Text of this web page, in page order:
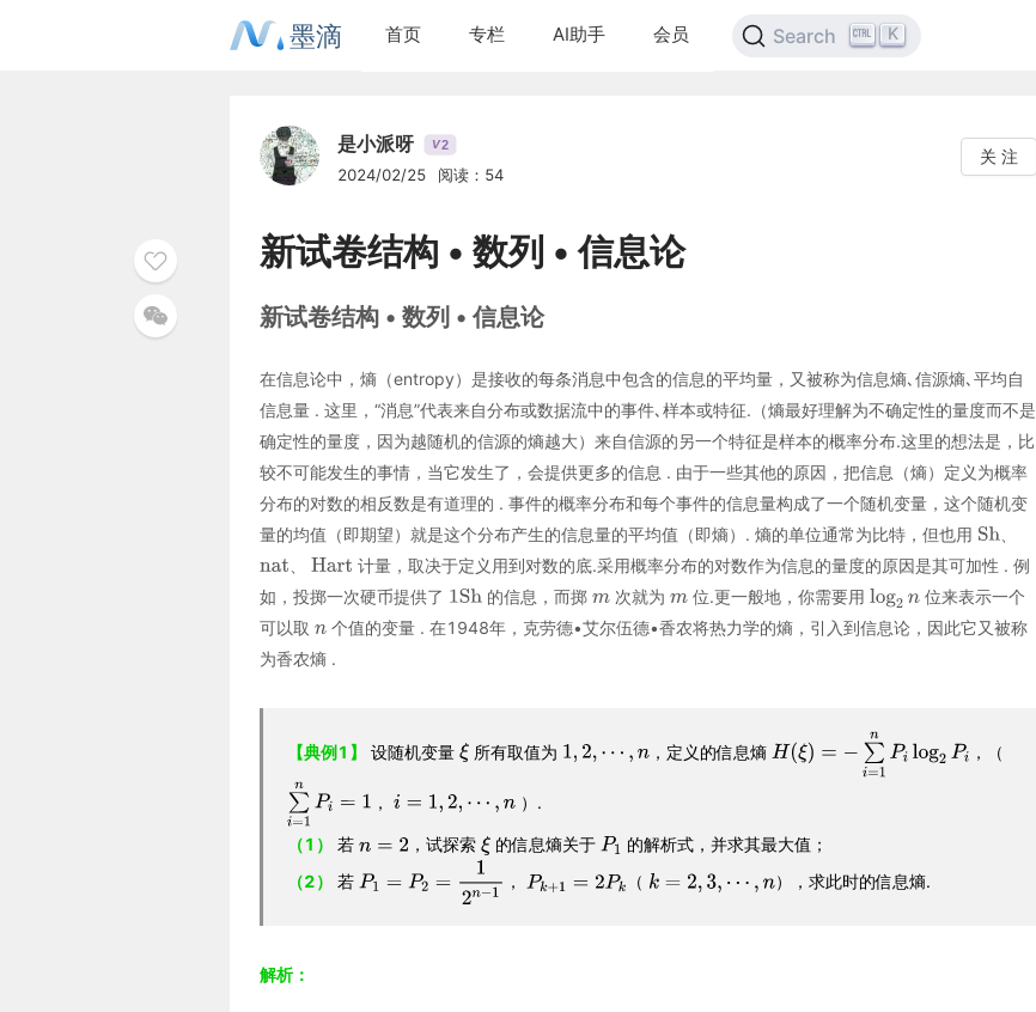
墨滴 首页 专栏 AI助手 会员 Search K
是小派呀 V2
2024/02/25 阅读：54
关 注
新试卷结构 • 数列 • 信息论
新试卷结构 • 数列 • 信息论
在信息论中，熵（entropy）是接收的每条消息中包含的信息的平均量，又被称为信息熵､信源熵､平均自
信息量 . 这里，“消息”代表来自分布或数据流中的事件､样本或特征.（熵最好理解为不确定性的量度而不是
确定性的量度，因为越随机的信源的熵越大）来自信源的另一个特征是样本的概率分布.这里的想法是，比
较不可能发生的事情，当它发生了，会提供更多的信息 . 由于一些其他的原因，把信息（熵）定义为概率
分布的对数的相反数是有道理的 . 事件的概率分布和每个事件的信息量构成了一个随机变量，这个随机变
量的均值（即期望）就是这个分布产生的信息量的平均值（即熵）. 熵的单位通常为比特，但也用
计量，取决于定义用到对数的底.采用概率分布的对数作为信息的量度的原因是其可加性 . 例
如，投掷一次硬币提供了
的信息，而掷 次就为 位.更一般地，你需要用
位来表示一个
可以取
个值的变量 . 在1948年，克劳德•艾尔伍德•香农将热力学的熵，引入到信息论，因此它又被称
为香农熵 .
【典例1】 设随机变量 所有取值为 ，定义的信息熵 ，（
）.
（1） 若 ，试探索 的信息熵关于
的解析式，并求其最大值；
（2）
若 ， （ ），求此时的信息熵.
解析：